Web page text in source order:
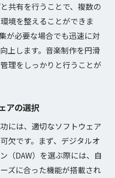
共有を行うことで、複数の
境を整えることができま
が必要な場合でも迅速に対
上します。音楽制作を円滑
理をしっかりと行うことが
アの選択
には、適切なソフトウェア
欠です。まず、デジタルオ
（DAW）を選ぶ際には、自
ズに合った機能が搭載され